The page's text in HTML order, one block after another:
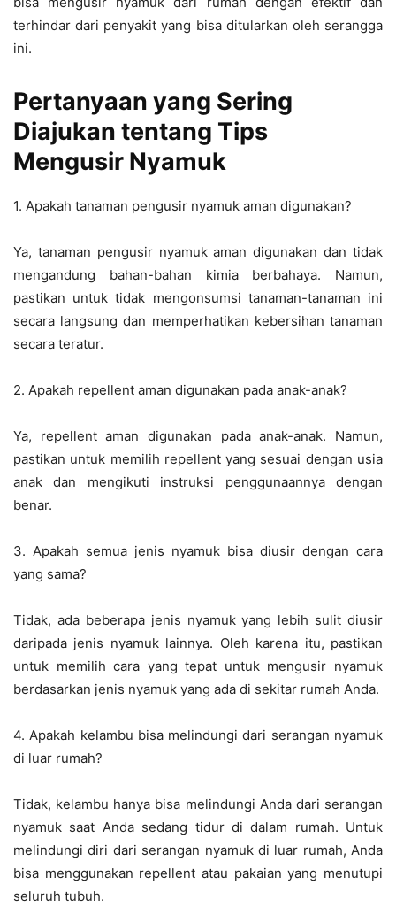
terhindar dari penyakit yang bisa ditularkan oleh serangga
ini.
Pertanyaan yang Sering
Diajukan tentang Tips
Mengusir Nyamuk
1. Apakah tanaman pengusir nyamuk aman digunakan?
Ya, tanaman pengusir nyamuk aman digunakan dan tidak
mengandung bahan-bahan kimia berbahaya. Namun,
pastikan untuk tidak mengonsumsi tanaman-tanaman ini
secara langsung dan memperhatikan kebersihan tanaman
secara teratur.
2. Apakah repellent aman digunakan pada anak-anak?
Ya, repellent aman digunakan pada anak-anak. Namun,
pastikan untuk memilih repellent yang sesuai dengan usia
anak dan mengikuti instruksi penggunaannya dengan
benar.
3. Apakah semua jenis nyamuk bisa diusir dengan cara
yang sama?
Tidak, ada beberapa jenis nyamuk yang lebih sulit diusir
daripada jenis nyamuk lainnya. Oleh karena itu, pastikan
untuk memilih cara yang tepat untuk mengusir nyamuk
berdasarkan jenis nyamuk yang ada di sekitar rumah Anda.
4. Apakah kelambu bisa melindungi dari serangan nyamuk
di luar rumah?
Tidak, kelambu hanya bisa melindungi Anda dari serangan
nyamuk saat Anda sedang tidur di dalam rumah. Untuk
melindungi diri dari serangan nyamuk di luar rumah, Anda
bisa menggunakan repellent atau pakaian yang menutupi
seluruh tubuh.